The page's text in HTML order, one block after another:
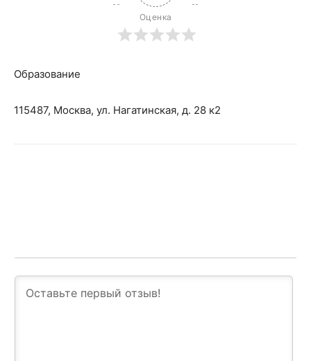
Оценка
Образование
115487, Москва, ул. Нагатинская, д. 28 к2